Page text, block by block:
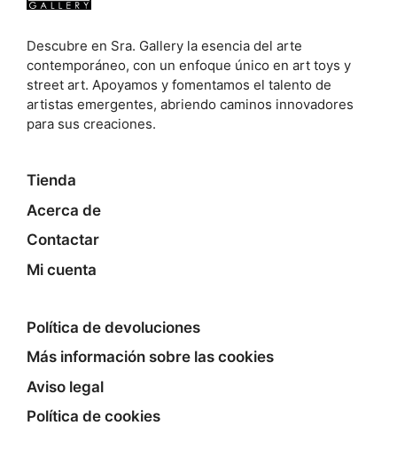
Descubre en Sra. Gallery la esencia del arte
contemporáneo, con un enfoque único en art toys y
street art. Apoyamos y fomentamos el talento de
artistas emergentes, abriendo caminos innovadores
para sus creaciones.
Tienda
Acerca de
Contactar
Mi cuenta
Política de devoluciones
Más información sobre las cookies
Aviso legal
Política de cookies